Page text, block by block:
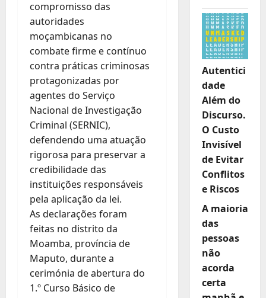
compromisso das
autoridades
moçambicanas no
combate firme e contínuo
contra práticas criminosas
protagonizadas por
agentes do Serviço
Nacional de Investigação
Criminal (SERNIC),
defendendo uma atuação
rigorosa para preservar a
credibilidade das
instituições responsáveis
pela aplicação da lei.
As declarações foram
feitas no distrito da
Moamba, província de
Maputo, durante a
cerimónia de abertura do
1.º Curso Básico de
Autentici
dade
Além do
Discurso.
O Custo
Invisível
de Evitar
Conflitos
e Riscos
A maioria
das
pessoas
não
acorda
certa